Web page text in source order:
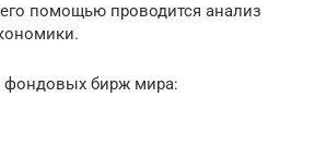
помощью проводится анализ
фондовых бирж мира: